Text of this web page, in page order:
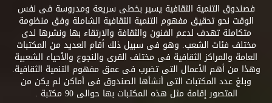
فصندوق التنمية الثقافية يسير بخطى سريعة ومدروسة فى نفس
الوقت نحو تحقيق مفهوم التنمية الثقافية الشاملة وفق منظومة
متكاملة تهدف لدعم الفنون والثقافة والارتقاء بها ونشرها لدى
مختلف فئات الشعب. وهو فى سبيل ذلك أقام العديد من المكتبات
العامة والمراكز الثقافية فى مختلف القرى والنجوع والأحياء الشعبية
وهذا من أهم الأعمال التى تضرب فى عمق مفهوم التنمية الثقافية.
وبلغ عدد المكتبات التى أنشأها الصندوق فى أماكن لم يكن من
المتصور إقامة مثل هذه المكتبات بها حوالى 90 مكتبة .